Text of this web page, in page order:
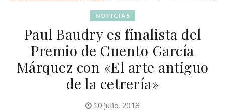
NOTICIAS
Paul Baudry es finalista del
Premio de Cuento García
Márquez con «El arte antiguo
de la cetrería»
10 julio, 2018